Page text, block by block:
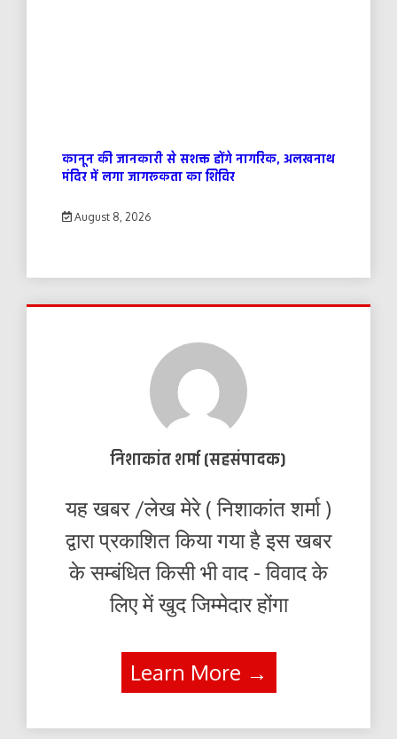
कानून की जानकारी से सशक्त होंगे नागरिक, अलखनाथ
मंदिर में लगा जागरूकता का शिविर
August 8, 2026
निशाकांत शर्मा (सहसंपादक)
यह खबर /लेख मेरे ( निशाकांत शर्मा )
द्वारा प्रकाशित किया गया है इस खबर
के सम्बंधित किसी भी वाद - विवाद के
लिए में खुद जिम्मेदार होंगा
Learn More →